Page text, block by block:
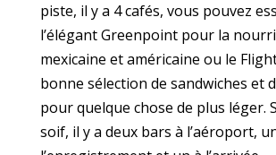
piste, il y a 4 cafés, vous pouvez
l’élégant Greenpoint pour la
mexicaine et américaine ou le
bonne sélection de sandwiches et
pour quelque chose de plus léger.
soif, il y a deux bars à l’aéroport,